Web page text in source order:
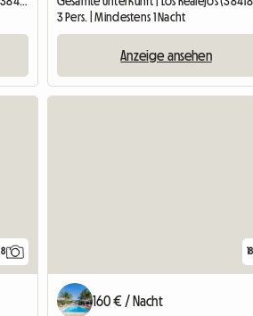
3 Pers. | Mindestens 1 Nacht
Anzeige ansehen
8 18
160 € / Nacht